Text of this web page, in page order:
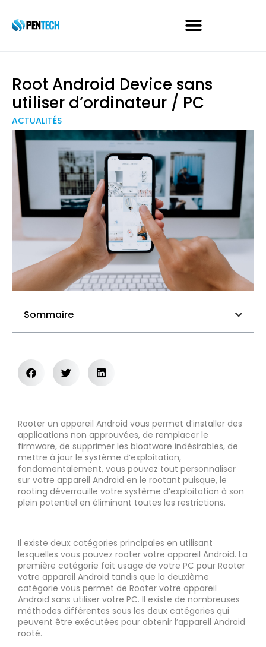
Root Android Device sans
utiliser d’ordinateur / PC
ACTUALITÉS
Sommaire
Rooter un appareil Android vous permet d’installer des
applications non approuvées, de remplacer le
firmware, de supprimer les bloatware indésirables, de
mettre à jour le système d’exploitation,
fondamentalement, vous pouvez tout personnaliser
sur votre appareil Android en le rootant puisque, le
rooting déverrouille votre système d’exploitation à son
plein potentiel en éliminant toutes les restrictions.
Il existe deux catégories principales en utilisant
lesquelles vous pouvez rooter votre appareil Android. La
première catégorie fait usage de votre PC pour Rooter
votre appareil Android tandis que la deuxième
catégorie vous permet de Rooter votre appareil
Android sans utiliser votre PC. Il existe de nombreuses
méthodes différentes sous les deux catégories qui
peuvent être exécutées pour obtenir l’appareil Android
rooté.